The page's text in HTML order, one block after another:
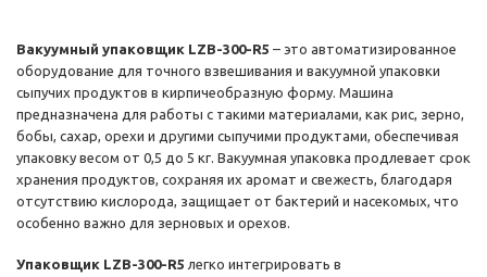
Вакуумный упаковщик LZB-300-R5 – это автоматизированное
оборудование для точного взвешивания и вакуумной упаковки
сыпучих продуктов в кирпичеобразную форму. Машина
предназначена для работы с такими материалами, как рис, зерно,
бобы, сахар, орехи и другими сыпучими продуктами, обеспечивая
упаковку весом от 0,5 до 5 кг. Вакуумная упаковка продлевает срок
хранения продуктов, сохраняя их аромат и свежесть, благодаря
отсутствию кислорода, защищает от бактерий и насекомых, что
особенно важно для зерновых и орехов.
Упаковщик LZB-300-R5 легко интегрировать в